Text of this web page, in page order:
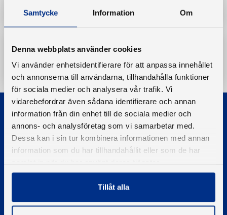
Samtycke Information Om
Denna webbplats använder cookies
Vi använder enhetsidentifierare för att anpassa innehållet
och annonserna till användarna, tillhandahålla funktioner
för sociala medier och analysera vår trafik. Vi
vidarebefordrar även sådana identifierare och annan
information från din enhet till de sociala medier och
annons- och analysföretag som vi samarbetar med.
Dessa kan i sin tur kombinera informationen med annan
information som du har tillhandahållit eller som de har
Tillåt alla
Information om cookies